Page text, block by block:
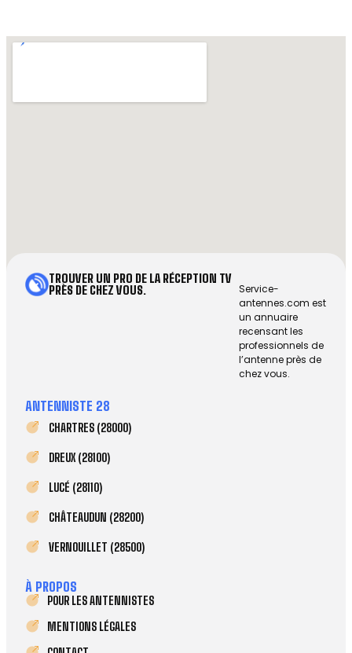
TROUVER UN PRO DE LA RÉCEPTION TV
PRÈS DE CHEZ VOUS.
Service-
antennes.com est
un annuaire
recensant les
professionnels de
l’antenne près de
chez vous.
ANTENNISTE 28
CHARTRES (28000)
DREUX (28100)
LUCÉ (28110)
CHÂTEAUDUN (28200)
VERNOUILLET (28500)
À PROPOS
POUR LES ANTENNISTES
MENTIONS LÉGALES